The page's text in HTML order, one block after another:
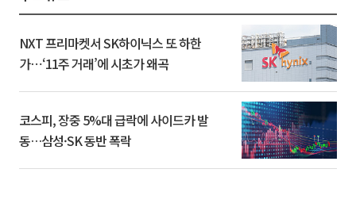
NXT 프리마켓서 SK하이닉스 또 하한
가⋯‘11주 거래’에 시초가 왜곡
코스피, 장중 5%대 급락에 사이드카 발
동…삼성·SK 동반 폭락